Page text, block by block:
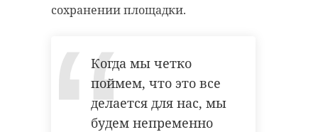
сохранении площадки.
Когда мы четко
поймем, что это все
делается для нас, мы
будем непременно
Напомним, что в восьми вагонах
иммерсивная выставка,
показывающая реальность
Великой Отечественной войны. В
Тихвине музей пробудет с 22 по 24
Фото: РИА Новости / Антон
российская сборная по футболу
главный тренер